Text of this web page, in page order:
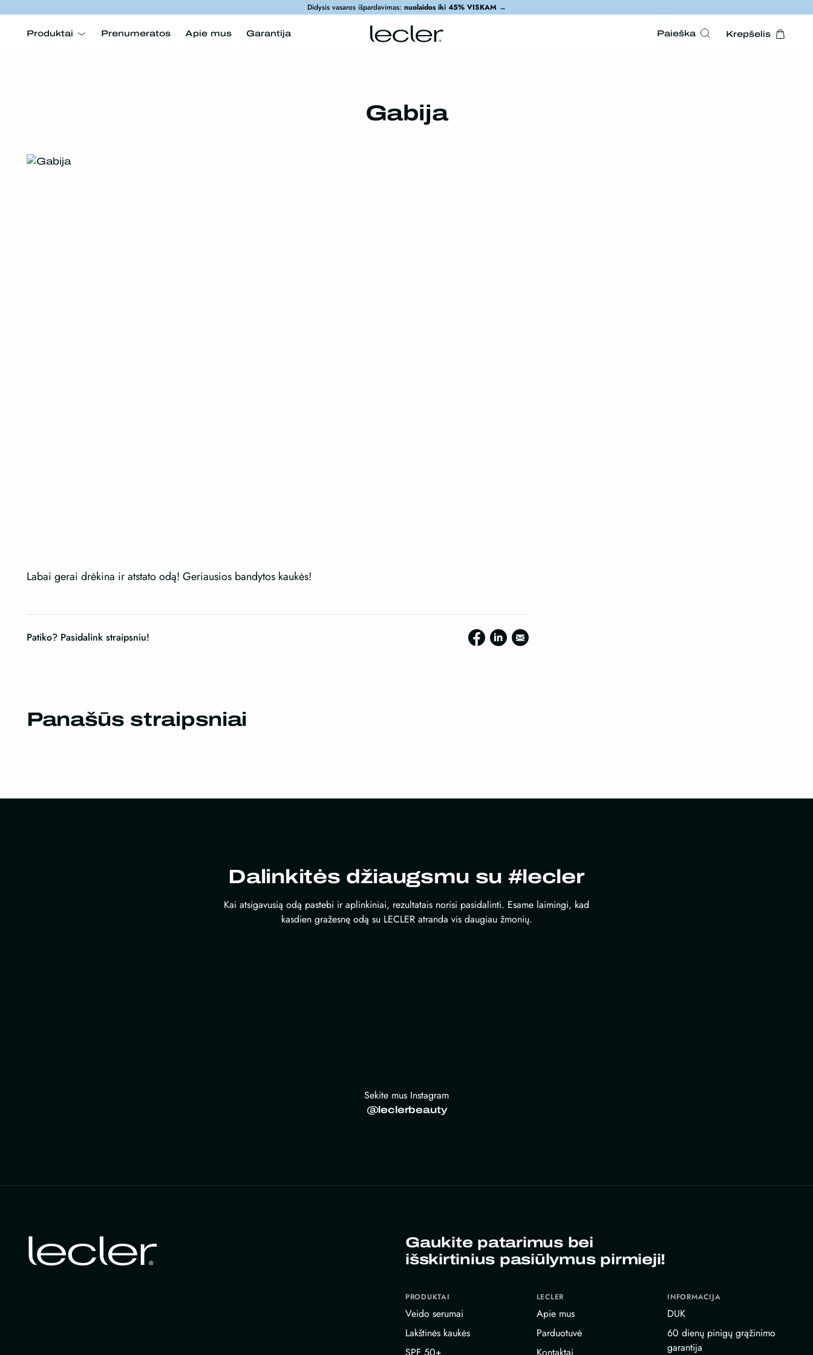
Didysis vasaros išpardavimas: nuolaidos iki 45% VISKAM→
Produktai Prenumeratos Apie mus Garantija Paieška Krepšelis
Gabija
Labai gerai drėkina ir atstato odą! Geriausios bandytos kaukės!
Patiko? Pasidalink straipsniu!
Panašūs straipsniai
Dalinkitės džiaugsmu su #lecler
Kai atsigavusią odą pastebi ir aplinkiniai, rezultatais norisi pasidalinti. Esame laimingi, kad
kasdien gražesnę odą su LECLER atranda vis daugiau žmonių.
Sekite mus Instagram
@leclerbeauty
Gaukite patarimus bei
išskirtinius pasiūlymus pirmieji!
PRODUKTAI
Veido serumai
Lakštinės kaukės
SPF 50+
LECLER
Apie mus
Parduotuvė
Kontaktai
INFORMACIJA
DUK
60 dienų pinigų grąžinimo
garantija